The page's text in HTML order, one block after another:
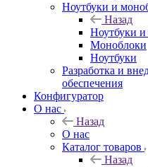
Ноутбуки и
Назад
Ноутбуки
Моноблоки
Ноутбуки
Разработка и
обеспечения
Конфигуратор
О нас
Назад
О нас
Каталог товаров
Назад